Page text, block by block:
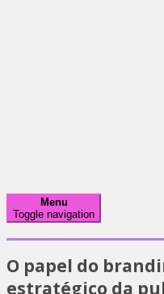
Menu
Toggle navigation
O papel do
estratégico da